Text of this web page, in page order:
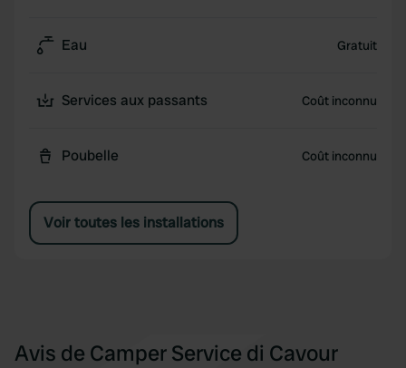
Eau Gratuit
Services aux passants Coût inconnu
Poubelle Coût inconnu
Voir toutes les installations
Avis de Camper Service di Cavour